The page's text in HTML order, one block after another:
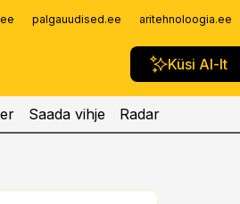
palgauudised.ee aritehnoloogia.ee
Küsi AI-lt
Saada vihje Radar